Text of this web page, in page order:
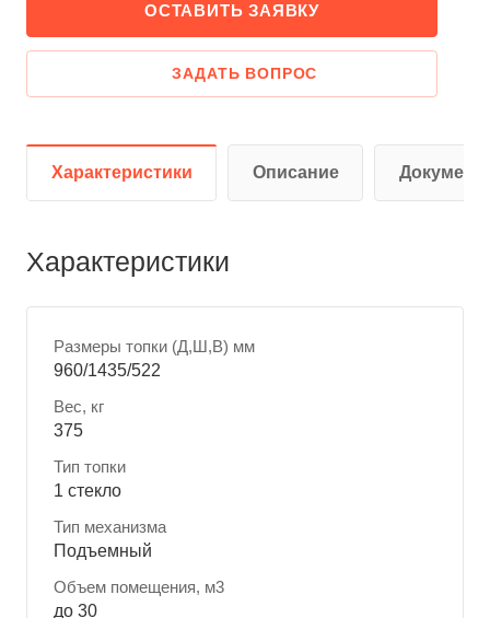
ОСТАВИТЬ ЗАЯВКУ
ЗАДАТЬ ВОПРОС
Характеристики Описание
Характеристики
Размеры топки (Д,Ш,В) мм
960/1435/522
Вес, кг
375
Тип топки
1 стекло
Тип механизма
Подъемный
Объем помещения, м3
до 30